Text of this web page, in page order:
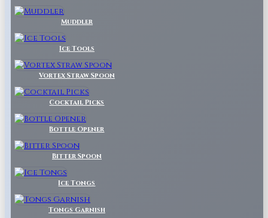
Muddler
Ice Tools
Vortex Straw Spoon
Cocktail Picks
Bottle Opener
Bitter Spoon
Ice Tongs
Tongs Garnish